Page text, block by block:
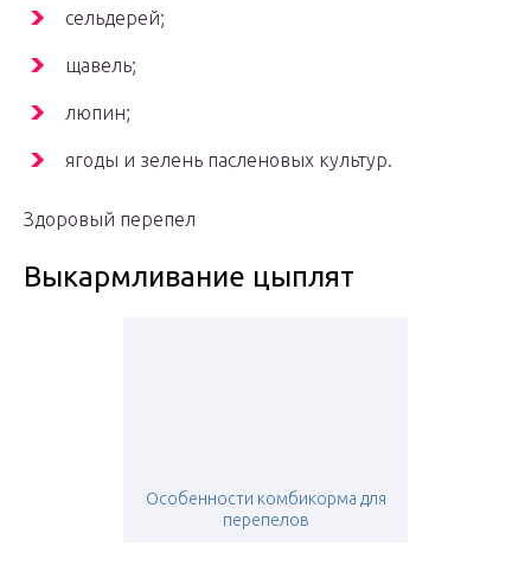
сельдерей;
щавель;
люпин;
ягоды и зелень пасленовых культур.
Здоровый перепел
Выкармливание цыплят
Особенности комбикорма для
перепелов